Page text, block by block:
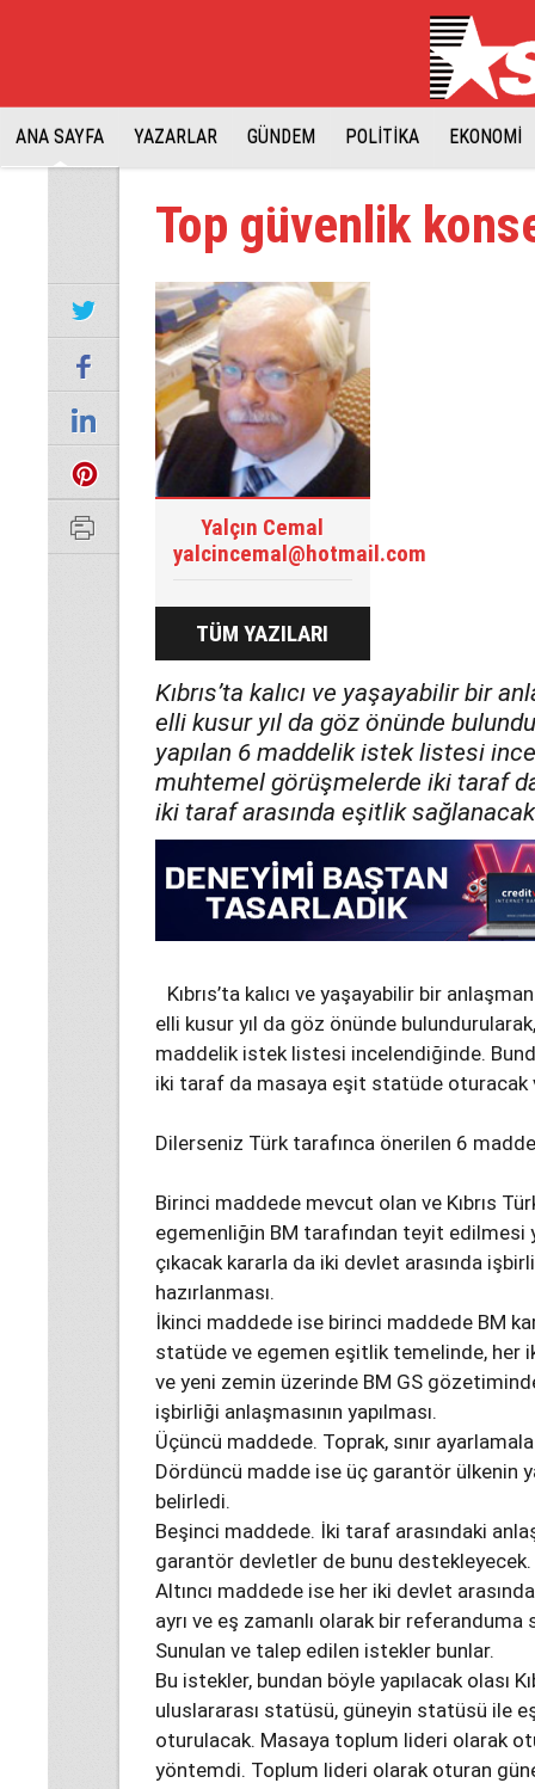
ANA SAYFA YAZARLAR GÜNDEM POLİTİKA EKONOMİ
Top güvenlik
Yalçın Cemal
yalcincemal@hotmail.com
TÜM YAZILARI
Kıbrıs’ta kalıcı ve yaşayabilir bir
elli kusur yıl da göz önünde
yapılan 6 maddelik istek listesi
muhtemel görüşmelerde iki taraf
iki taraf arasında eşitlik
Kıbrıs’ta kalıcı ve yaşayabilir bir
elli kusur yıl da göz önünde
maddelik istek listesi incelendiğinde.
iki taraf da masaya eşit statüde oturacak
Dilerseniz Türk tarafınca önerilen 6
Birinci maddede mevcut olan ve Kıbrıs
egemenliğin BM tarafından teyit edilmesi
çıkacak kararla da iki devlet arasında
hazırlanması.
İkinci maddede ise birinci maddede BM
statüde ve egemen eşitlik temelinde, her
ve yeni zemin üzerinde BM GS
işbirliği anlaşmasının yapılması.
Üçüncü maddede. Toprak, sınır
Dördüncü madde ise üç garantör ülkenin
belirledi.
Beşinci maddede. İki taraf arasındaki
garantör devletler de bunu destekleyecek.
Altıncı maddede ise her iki devlet
ayrı ve eş zamanlı olarak bir referanduma
Sunulan ve talep edilen istekler bunlar.
Bu istekler, bundan böyle yapılacak olası
uluslararası statüsü, güneyin statüsü ile
oturulacak. Masaya toplum lideri olarak
yöntemdi. Toplum lideri olarak oturan